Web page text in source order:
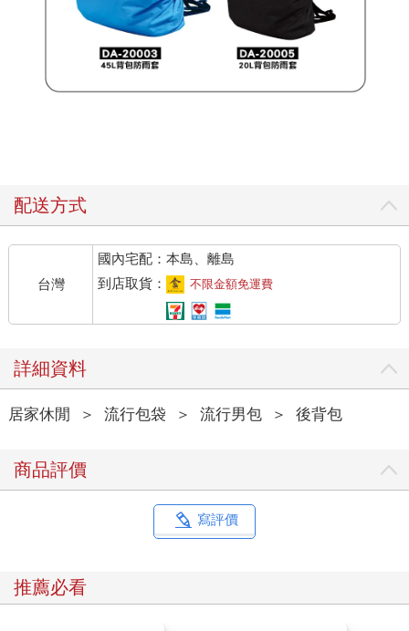
配送方式
台灣
國內宅配：本島、離島
到店取貨：
不限金額免運費
詳細資料
居家休閒 ＞ 流行包袋 ＞ 流行男包 ＞ 後背包
商品評價
寫評價
推薦必看